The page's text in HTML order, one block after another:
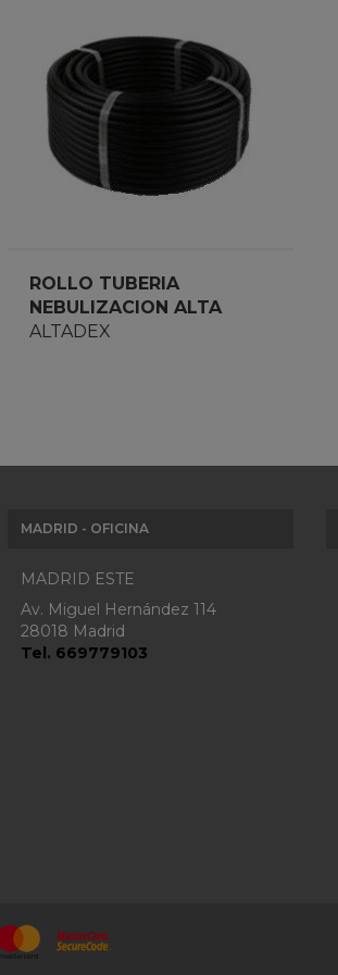
ROLLO TUBERIA
NEBULIZACION ALTA
PRESION 25 MTS
ALTADEX
MADRID - OFICINA
MADRID ESTE
Av. Miguel Hernández 114
28018 Madrid
Tel. 669779103